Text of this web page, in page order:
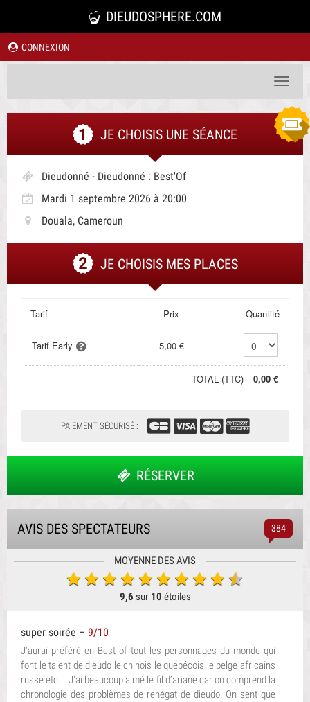
DIEUDOSPHERE.COM
CONNEXION
Toggle
JE CHOISIS UNE SÉANCE
Dieudonné - Dieudonné : Best'Of
Mardi 1 septembre 2026 à 20:00
Douala, Cameroun
JE CHOISIS MES PLACES
Tarif Prix Quantité
Tarif Early 5,00 €
TOTAL (TTC) 0,00 €
PAIEMENT SÉCURISÉ :
RÉSERVER
AVIS DES SPECTATEURS 384
MOYENNE DES AVIS
9,6 sur 10 étoiles
super soirée – 9/10
J'aurai préféré en Best of tout les personnages du monde qui
font le talent de dieudo le chinois le québécois le belge africains
russe etc... J'ai beaucoup aimé le fil d’ariane car on comprend la
chronologie des problèmes de renégat de dieudo. On sent que